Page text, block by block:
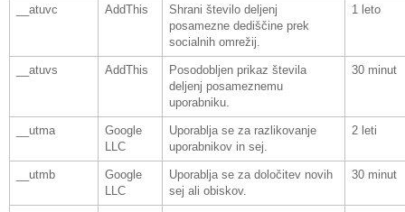
__atuvc AddThis
Shrani število deljenj
posamezne dediščine prek
socialnih omrežij.
1 leto
__atuvs AddThis
Posodobljen prikaz števila
deljenj posameznemu
uporabniku.
30 minut
__utma
Google
LLC
Uporablja se za razlikovanje
uporabnikov in sej.
2 leti
__utmb
Google
LLC
Uporablja se za določitev novih
sej ali obiskov.
30 minut